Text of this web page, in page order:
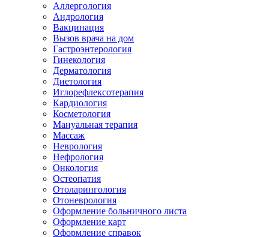
Аллергология
Андрология
Вакцинация
Вызов врача на дом
Гастроэнтерология
Гинекология
Дерматология
Диетология
Иглорефлексотерапия
Кардиология
Косметология
Мануальная терапия
Массаж
Неврология
Нефрология
Онкология
Остеопатия
Отоларингология
Отоневрология
Оформление больничного листа
Оформление карт
Оформление справок